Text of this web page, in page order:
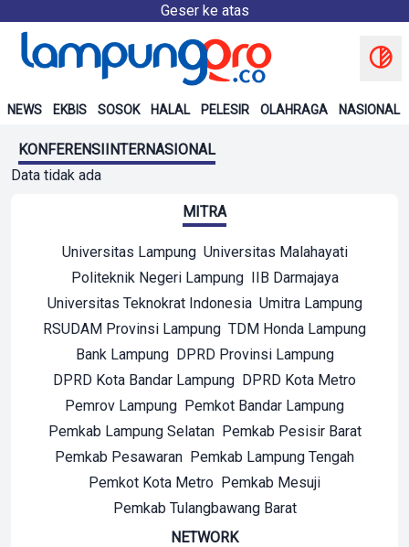
Geser ke atas
NEWS EKBIS SOSOK HALAL PELESIR OLAHRAGA NASIONAL
KONFERENSIINTERNASIONAL
Data tidak ada
MITRA
Universitas Lampung Universitas Malahayati
Politeknik Negeri Lampung IIB Darmajaya
Universitas Teknokrat Indonesia Umitra Lampung
RSUDAM Provinsi Lampung TDM Honda Lampung
Bank Lampung DPRD Provinsi Lampung
DPRD Kota Bandar Lampung DPRD Kota Metro
Pemrov Lampung Pemkot Bandar Lampung
Pemkab Lampung Selatan Pemkab Pesisir Barat
Pemkab Pesawaran Pemkab Lampung Tengah
Pemkot Kota Metro Pemkab Mesuji
Pemkab Tulangbawang Barat
NETWORK